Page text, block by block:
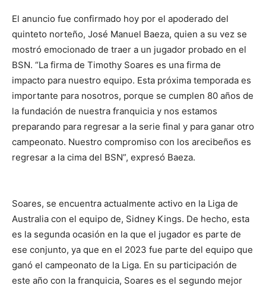
El anuncio fue confirmado hoy por el apoderado del
quinteto norteño, José Manuel Baeza, quien a su vez se
mostró emocionado de traer a un jugador probado en el
BSN. “La firma de Timothy Soares es una firma de
impacto para nuestro equipo. Esta próxima temporada es
importante para nosotros, porque se cumplen 80 años de
la fundación de nuestra franquicia y nos estamos
preparando para regresar a la serie final y para ganar otro
campeonato. Nuestro compromiso con los arecibeños es
regresar a la cima del BSN”, expresó Baeza.
Soares, se encuentra actualmente activo en la Liga de
Australia con el equipo de, Sidney Kings. De hecho, esta
es la segunda ocasión en la que el jugador es parte de
ese conjunto, ya que en el 2023 fue parte del equipo que
ganó el campeonato de la Liga. En su participación de
este año con la franquicia, Soares es el segundo mejor